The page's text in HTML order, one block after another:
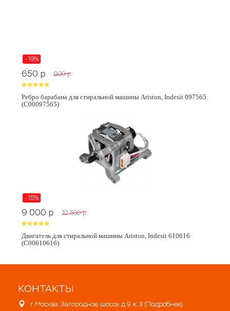
-19%
650 p 800 p
Ребро барабана для стиральной машины Ariston, Indesit 097565
(C00097565)
-15%
9 000 p 10 500 p
Двигатель для стиральной машины Ariston, Indesit 610616
(C00610616)
КОНТАКТЫ
г.Москва, Загородное шоссе д.9, к.3 (Подробнее)